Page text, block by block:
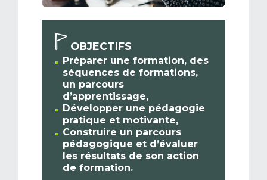
OBJECTIFS
Préparer une formation, des
séquences de formations,
un parcours
d’apprentissage,
Développer une pédagogie
pratique et motivante,
Construire un parcours
pédagogique et d’évaluer
les résultats de son action
de formation.